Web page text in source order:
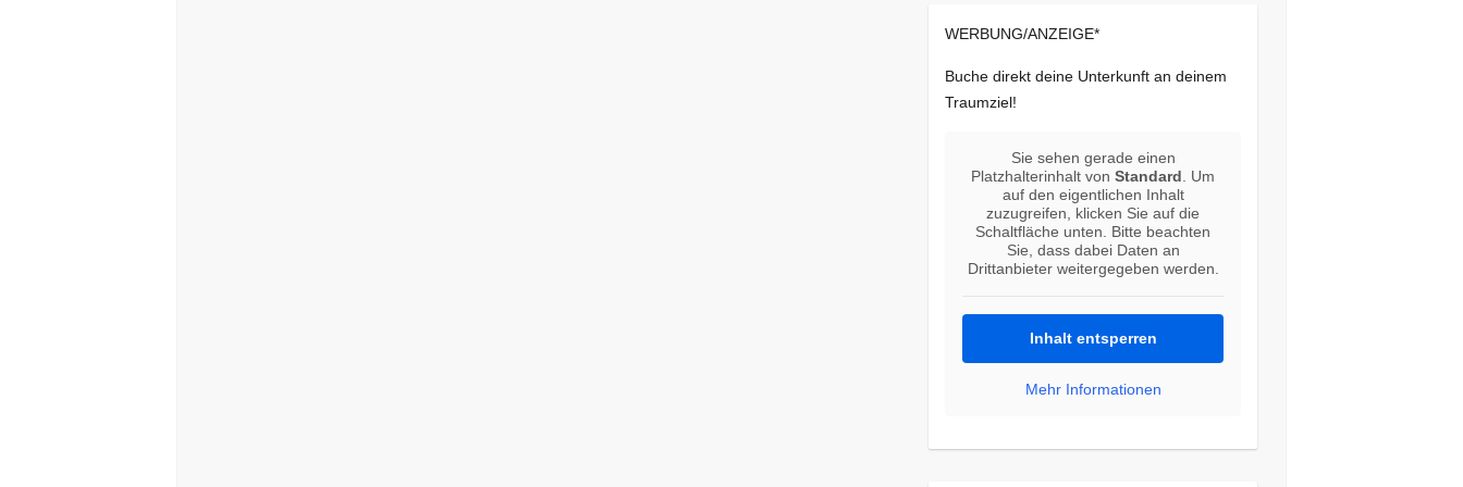
WERBUNG/ANZEIGE*
Buche direkt deine Unterkunft an deinem
Traumziel!
Sie sehen gerade einen
Platzhalterinhalt vonStandard . Um
auf den eigentlichen Inhalt
zuzugreifen, klicken Sie auf die
Schaltfläche unten. Bitte beachten
Sie, dass dabei Daten an
Drittanbieter weitergegeben werden.
Inhalt entsperren
Mehr Informationen